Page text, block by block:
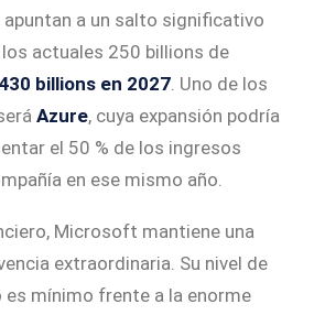
apuntan a un salto significativo
actuales 250 billions de
430 billions en 2027. Uno de los
Azure, cuya expansión podría
el 50 % de los ingresos
en ese mismo año.
Microsoft mantiene una
extraordinaria. Su nivel de
es mínimo frente a la enorme